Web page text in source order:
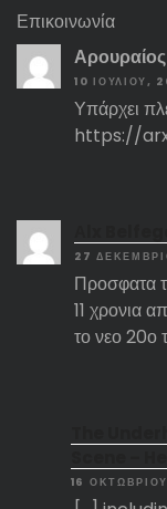
Επικοινωνία
Αρουραίος
10 ΙΟΥΛΊΟΥ,
Υπάρχει
https://
27
Προσφατα
11 χρονια
το νεο 20ο
16